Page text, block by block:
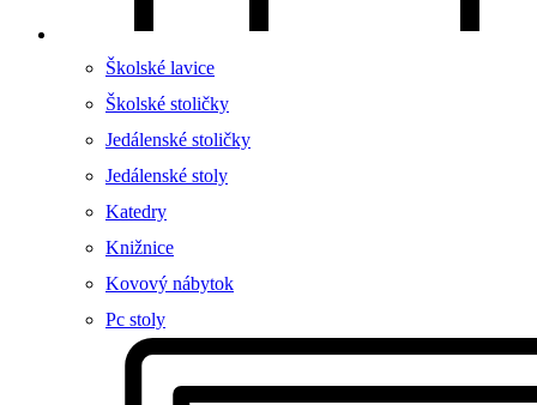
Školské lavice
Školské stoličky
Jedálenské stoličky
Jedálenské stoly
Katedry
Knižnice
Kovový nábytok
Pc stoly